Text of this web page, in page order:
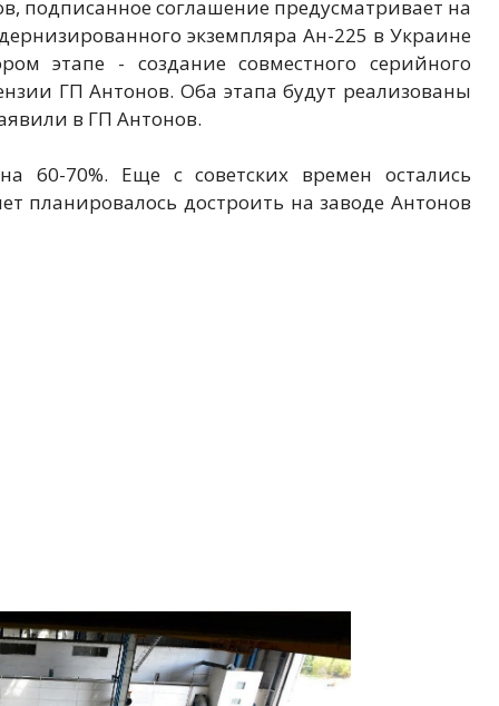
подписанное соглашение предусматривает на
экземпляра Ан-225 в Украине
этапе - создание совместного серийного
ГП Антонов. Оба этапа будут реализованы
в ГП Антонов.
60-70%. Еще с советских времен остались
планировалось достроить на заводе Антонов